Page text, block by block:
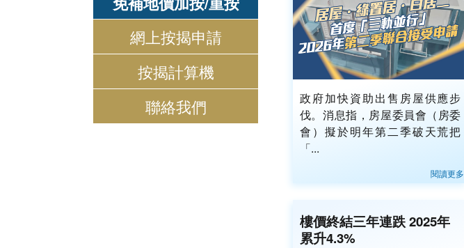
網上按揭申請
按揭計算機
聯絡我們
政府加快資助出售房屋供應步
伐。消息指，房屋委員會（房委
會）擬於明年第二季破天荒把
「...
閱讀更多
樓價終結三年連跌 2025年
累升4.3%